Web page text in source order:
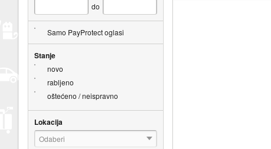
do
Samo PayProtect oglasi
Stanje
novo
rabljeno
oštećeno / neispravno
Lokacija
Odaberi